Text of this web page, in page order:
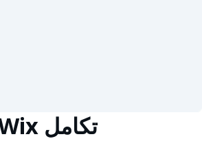
تكامل Wix